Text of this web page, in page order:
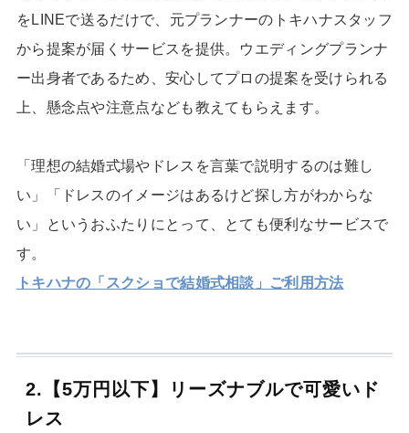
をLINEで送るだけで、元プランナーのトキハナスタッフ
から提案が届くサービスを提供。ウエディングプランナ
ー出身者であるため、安心してプロの提案を受けられる
上、懸念点や注意点なども教えてもらえます。
「理想の結婚式場やドレスを言葉で説明するのは難し
い」「ドレスのイメージはあるけど探し方がわからな
い」というおふたりにとって、とても便利なサービスで
す。
トキハナの「スクショで結婚式相談」ご利用方法
2.【5万円以下】リーズナブルで可愛いド
レス